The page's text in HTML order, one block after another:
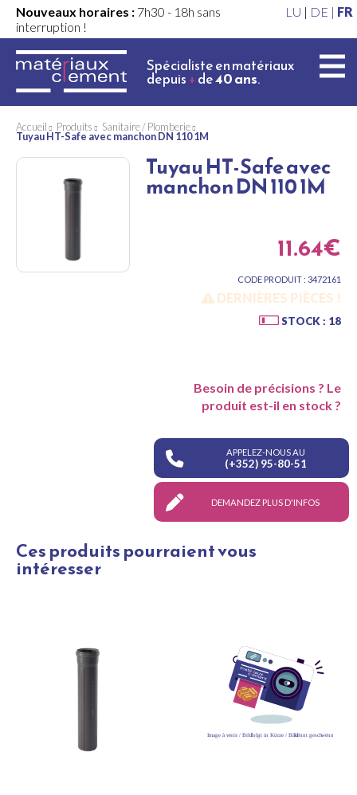
Nouveaux horaires : 7h30 - 18h sans
interruption !
LU | DE | FR
Spécialiste en matériaux
depuis+de40 ans.
Accueil Produits Sanitaire / Plomberie
Tuyau HT-Safe avec manchon DN 110 1M
Tuyau HT-Safe avec
manchon DN 110 1M
11.64€
CODE PRODUIT : 3472161
DERNIÈRES PIÈCES !
STOCK : 18
Besoin de précisions ? Le
produit est-il en stock ?
APPELEZ-NOUS AU
(+352) 95-80-51
DEMANDEZ PLUS D'INFOS
Ces produits pourraient vous
intéresser